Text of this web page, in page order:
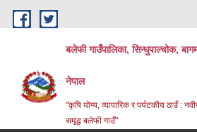
Skip to main content
बलेफी गाउँपालिका, सिन्धुपाल्चोक,
नेपाल
"कृषि योग्य, व्यापारिक र पर्यटकीय ठाउँ :
समृद्ध बलेफी गाउँ"